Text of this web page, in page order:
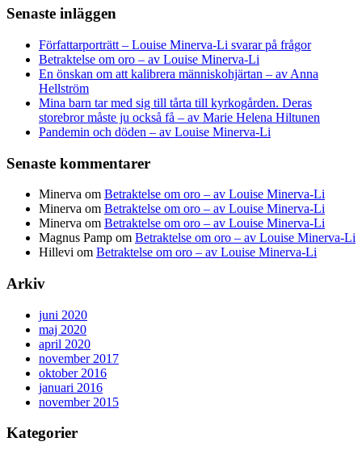
Senaste inläggen
Författarporträtt – Louise Minerva-Li svarar på frågor
Betraktelse om oro – av Louise Minerva-Li
En önskan om att kalibrera människohjärtan – av Anna
Hellström
Mina barn tar med sig till tårta till kyrkogården. Deras
storebror måste ju också få – av Marie Helena Hiltunen
Pandemin och döden – av Louise Minerva-Li
Senaste kommentarer
Minerva om Betraktelse om oro – av Louise Minerva-Li
Minerva om Betraktelse om oro – av Louise Minerva-Li
Minerva om Betraktelse om oro – av Louise Minerva-Li
Magnus Pamp om Betraktelse om oro – av Louise Minerva-Li
Hillevi om Betraktelse om oro – av Louise Minerva-Li
Arkiv
juni 2020
maj 2020
april 2020
november 2017
oktober 2016
januari 2016
november 2015
Kategorier